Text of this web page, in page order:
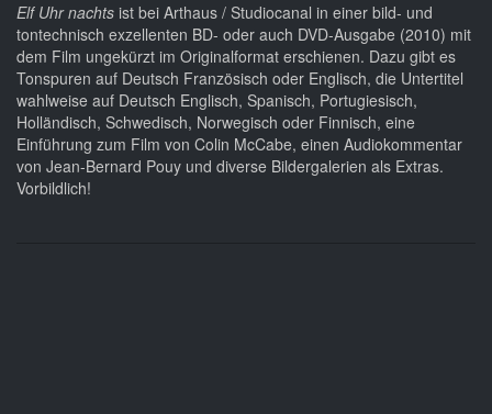
Elf Uhr nachts ist bei Arthaus / Studiocanal in einer bild- und
tontechnisch exzellenten BD- oder auch DVD-Ausgabe (2010) mit
dem Film ungekürzt im Originalformat erschienen. Dazu gibt es
Tonspuren auf Deutsch Französisch oder Englisch, die Untertitel
wahlweise auf Deutsch Englisch, Spanisch, Portugiesisch,
Holländisch, Schwedisch, Norwegisch oder Finnisch, eine
Einführung zum Film von Colin McCabe, einen Audiokommentar
von Jean-Bernard Pouy und diverse Bildergalerien als Extras.
Vorbildlich!